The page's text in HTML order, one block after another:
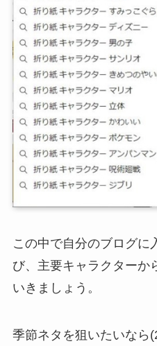
この中で自分のブログに
び、主要キャラクターか
いきましょう。
季節ネタを狙いたいなら